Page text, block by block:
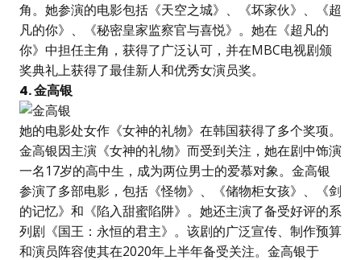
角。她参演的电影包括《天空之城》、《坏家伙》、《超
凡的你》、《秘密皇家监察官与喜悦》。她在《超凡的
你》中担任主角，获得了广泛认可，并在MBC电视剧颁
奖典礼上获得了最佳新人和优秀女演员奖。
4. 金高银
她的电影处女作《女神的礼物》在韩国获得了多个奖项。
金高银因主演《女神的礼物》而受到关注，她在剧中饰演
一名17岁的高中生，成为两位男士的爱慕对象。金高银
参演了多部电影，包括《怪物》、《储物柜女孩》、《剑
的记忆》和《陷入甜蜜陷阱》。她还主演了备受好评的系
列剧《国王：永恒的君主》。该剧的广泛宣传、制作预算
和演员阵容使其在2020年上半年备受关注。金高银于